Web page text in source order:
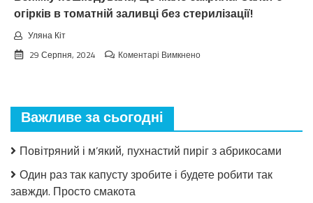
огірків в томатній заливці без стерилізації!
Уляна Кіт
29 Серпня, 2024
Коментарі Вимкненодо
Салат
огірків
томатній
Важливе за сьогодні
Повітряний і м’який, пухнастий пиріг з абрикосами
Один раз так капусту зробите і будете робити так
завжди. Просто смакота